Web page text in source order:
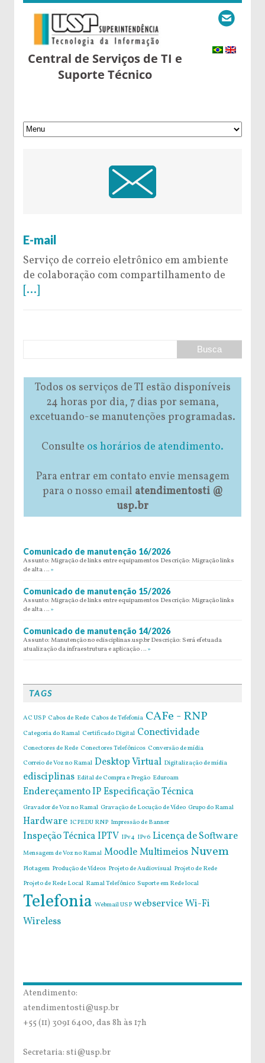
Central de Serviços de TI e
Suporte Técnico
E-mail
Serviço de correio eletrônico em ambiente
de colaboração com compartilhamento de
[...]
Todos os serviços de TI estão disponíveis
24 horas por dia, 7 dias por semana,
excetuando-se manutenções programadas.
Consulte os horários de atendimento.
Para entrar em contato envie mensagem
para o nosso email atendimentosti @
usp.br
Comunicado de manutenção 16/2026
Assunto: Migração de links entre equipamentos Descrição: Migração links
de alta … »
Comunicado de manutenção 15/2026
Assunto: Migração de links entre equipamentos Descrição: Migração links
de alta … »
Comunicado de manutenção 14/2026
Assunto: Manutenção no edisciplinas.usp.br Descrição: Será efetuada
atualização da infraestrutura e aplicação … »
TAGS
AC USP Cabos de Rede Cabos de Tefefonia CAFe - RNP
Categoria do Ramal Certificado Digital Conectividade
Conectores de Rede Conectores Telefônicos Conversão de mídia
Correio de Voz no Ramal Desktop Virtual Digitalização de mídia
edisciplinas Edital de Compra e Pregão Eduroam
Endereçamento IPEspecificação Técnica
Gravador de Voz no Ramal Gravação de Locução de Vídeo Grupo do Ramal
Hardware ICPEDU RNP Impressão de Banner
Inspeção TécnicaIPTV IPv4 IPv6 Licença de Software
Mensagem de Voz no Ramal MoodleMultimeios Nuvem
Plotagem Produção de Vídeos Projeto de Audiovisual Projeto de Rede
Projeto de Rede Local Ramal Telefônico Suporte em Rede local
Telefonia Webmail USP webserviceWi-Fi
Wireless
Atendimento:
atendimentosti@usp.br
+55 (11) 3091 6400, das 8h às 17h
Secretaria: sti@usp.br